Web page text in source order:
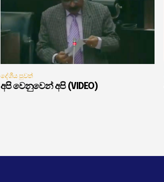
දේශීය පුවත්
අපි වෙනුවෙන් අපි (VIDEO)